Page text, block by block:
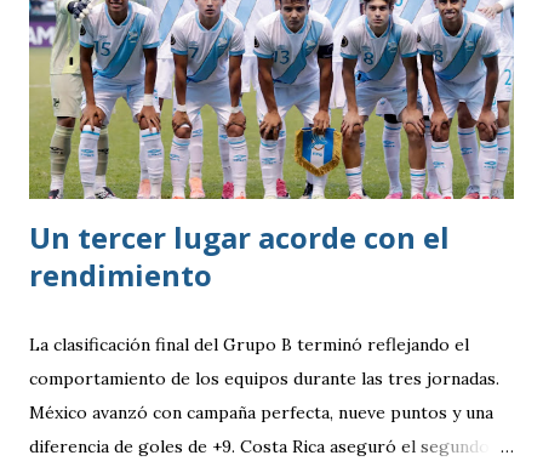
Un tercer lugar acorde con el
rendimiento
La clasificación final del Grupo B terminó reflejando el
comportamiento de los equipos durante las tres jornadas.
México avanzó con campaña perfecta, nueve puntos y una
diferencia de goles de +9. Costa Rica aseguró el segundo